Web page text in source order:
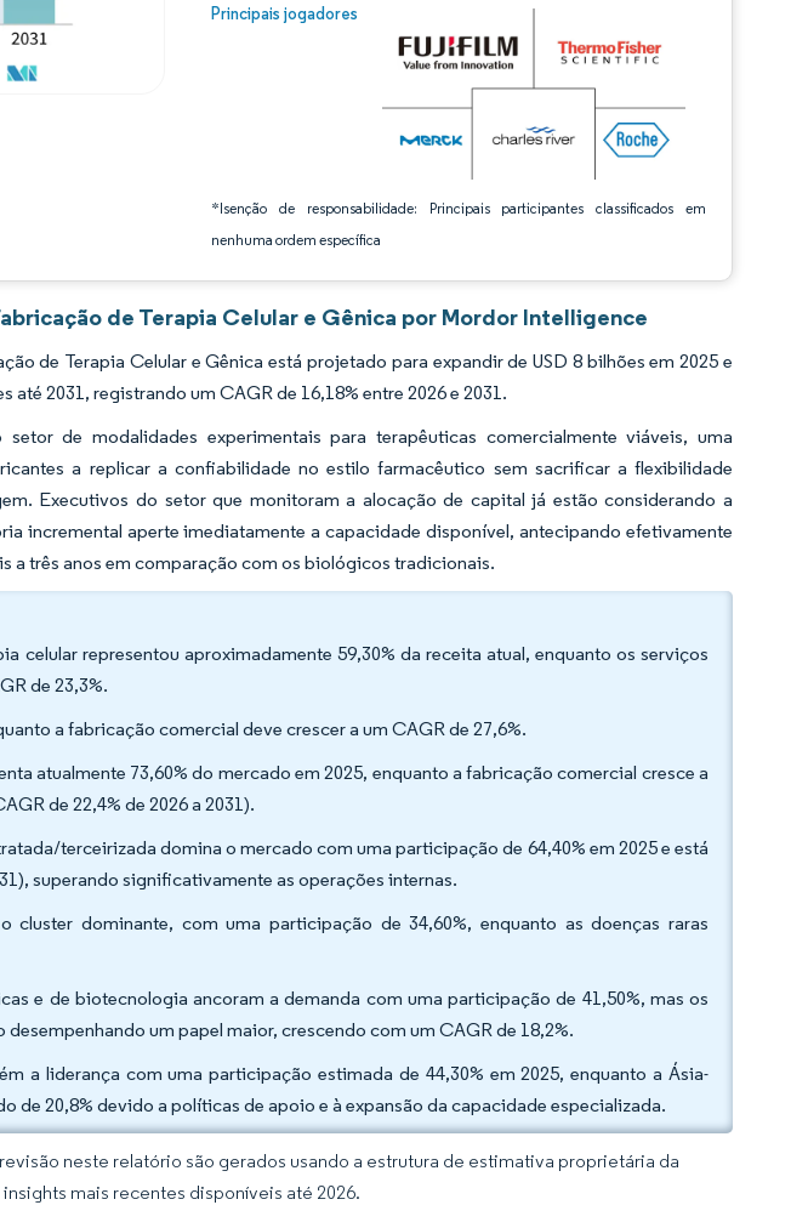
Principais jogadores
*Isenção de responsabilidade: Principais participantes classificados em
nenhuma ordem específica
Imagem © Mordor Intelligence. O reuso requer atribuição conforme CC BY 4.0.
de Terapia Celular e Gênica por Mordor Intelligence
de Terapia Celular e Gênica está projetado para expandir de USD 8 bilhões em 2025 e
até 2031, registrando um CAGR de 16,18% entre 2026 e 2031.
de modalidades experimentais para terapêuticas comercialmente viáveis, uma
a replicar a confiabilidade no estilo farmacêutico sem sacrificar a flexibilidade
Executivos do setor que monitoram a alocação de capital já estão considerando a
incremental aperte imediatamente a capacidade disponível, antecipando efetivamente
a três anos em comparação com os biológicos tradicionais.
celular representou aproximadamente 59,30% da receita atual, enquanto os serviços
de 23,3%.
a fabricação comercial deve crescer a um CAGR de 27,6%.
atualmente 73,60% do mercado em 2025, enquanto a fabricação comercial cresce a
de 22,4% de 2026 a 2031).
terceirizada domina o mercado com uma participação de 64,40% em 2025 e está
superando significativamente as operações internas.
cluster dominante, com uma participação de 34,60%, enquanto as doenças raras
e de biotecnologia ancoram a demanda com uma participação de 41,50%, mas os
um papel maior, crescendo com um CAGR de 18,2%.
a liderança com uma participação estimada de 44,30% em 2025, enquanto a Ásia-
de 20,8% devido a políticas de apoio e à expansão da capacidade especializada.
neste relatório são gerados usando a estrutura de estimativa proprietária da
mais recentes disponíveis até 2026.